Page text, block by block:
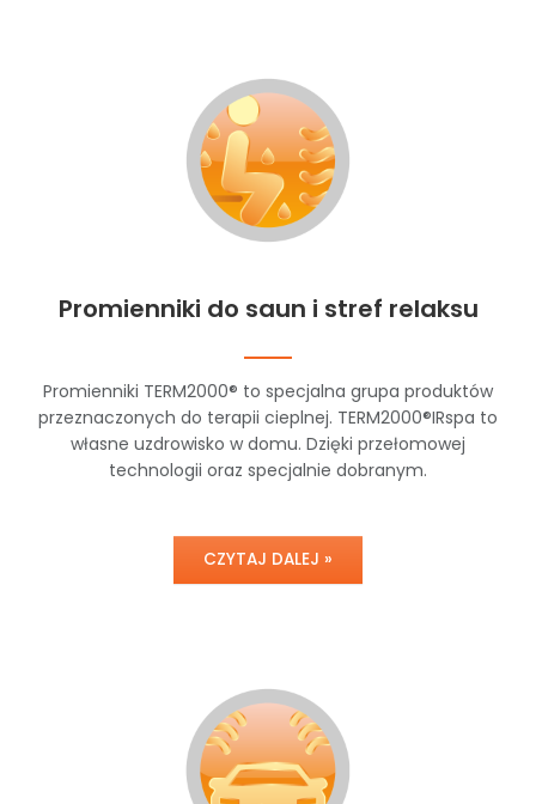
Promienniki do saun i stref relaksu
Promienniki TERM2000® to specjalna grupa produktów
przeznaczonych do terapii cieplnej. TERM2000®IRspa to
własne uzdrowisko w domu. Dzięki przełomowej
technologii oraz specjalnie dobranym.
CZYTAJ DALEJ »